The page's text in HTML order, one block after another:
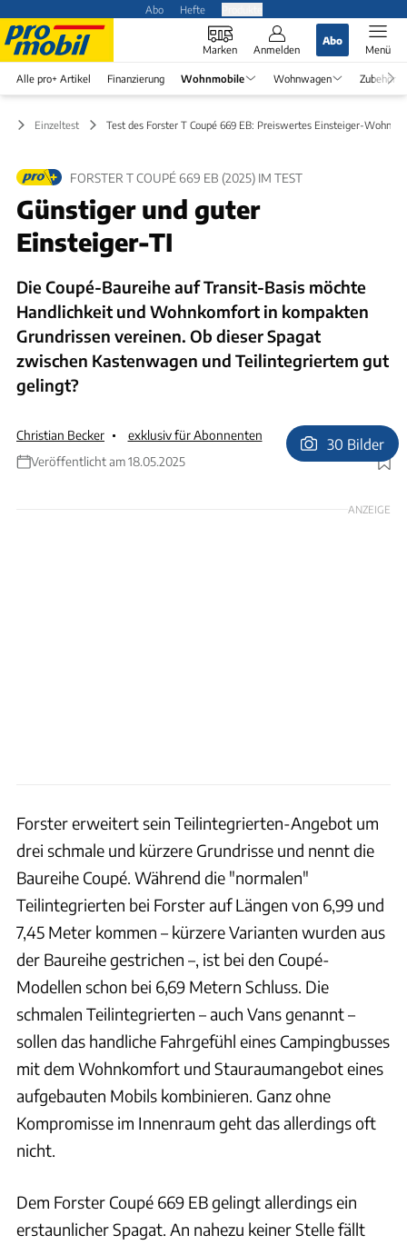
Abo Hefte
Marken Anmelden
Abo
Menü
Alle pro+ Artikel Finanzierung Wohnmobile Wohnwagen Zubehör
Einzeltest Test des Forster T Coupé 669 EB: Preiswertes Einsteiger-
FORSTER T COUPÉ 669 EB (2025) IM TEST
Günstiger und guter
Einsteiger-TI
Die Coupé-Baureihe auf Transit-Basis möchte
Handlichkeit und Wohnkomfort in kompakten
Grundrissen vereinen. Ob dieser Spagat
zwischen Kastenwagen und Teilintegriertem gut
gelingt?
Christian Becker
exklusiv für Abonnenten
Veröffentlicht am 18.05.2025
Foto: Andreas Becker
30 Bilder
ANZEIGE
Forster erweitert sein Teilintegrierten-Angebot um
drei schmale und kürzere Grundrisse und nennt die
Baureihe Coupé. Während die "normalen"
Teilintegrierten bei Forster auf Längen von 6,99 und
7,45 Meter kommen – kürzere Varianten wurden aus
der Baureihe gestrichen –, ist bei den Coupé-
Modellen schon bei 6,69 Metern Schluss. Die
schmalen Teilintegrierten – auch Vans genannt –
sollen das handliche Fahrgefühl eines Campingbusses
mit dem Wohnkomfort und Stauraumangebot eines
aufgebauten Mobils kombinieren. Ganz ohne
Kompromisse im Innenraum geht das allerdings oft
nicht.
Dem Forster Coupé 669 EB gelingt allerdings ein
erstaunlicher Spagat. An nahezu keiner Stelle fällt